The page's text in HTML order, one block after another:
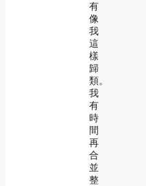
有
像
我
這
樣
歸
類。
我
有
時
間
再
合
並
整